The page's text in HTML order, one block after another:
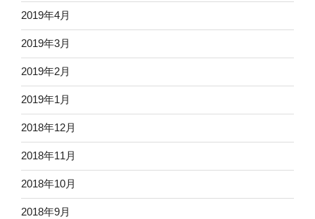
2019年4月
2019年3月
2019年2月
2019年1月
2018年12月
2018年11月
2018年10月
2018年9月